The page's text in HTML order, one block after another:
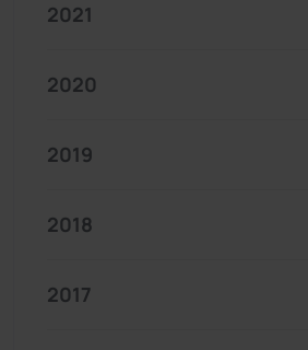
2021
2020
2019
2018
2017